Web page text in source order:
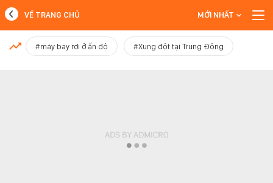
MỚI NHẤT
VỀ TRANG CHỦ MỚI NHẤT
#máy bay rơi ở ấn độ #Xung đột tại Trung Đông